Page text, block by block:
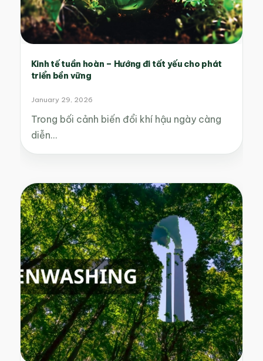
Kinh tế tuần hoàn – Hướng đi tất yếu cho phát
triển bền vững
January 29, 2026
Trong bối cảnh biến đổi khí hậu ngày càng
diễn…